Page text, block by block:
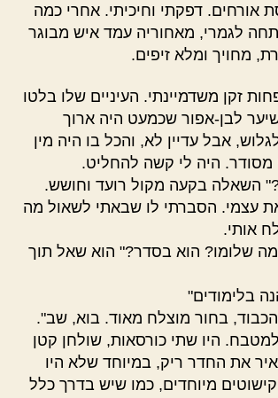
אורחים. דפקתי וחיכיתי. אחרי כמה
לגמרי, מאחוריה עמד איש מבוגר
מחויך ומלא זיפים.
זקן משדמיינתי. העיניים שלו בלטו
לבן-אפור שכמעט היה ארוך
אבל עדיין לא, והכל בו היה מין
מסודר. היה לי קשה להחליט.
השאלה בקעה מקול רועד וחושש.
עצמי. הסברתי לו שבאתי לשאול מה
אותי.
שלומו? הוא בסדר?" הוא שאל תוך
בלימודים"
בחור מוצלח מאוד. בוא, שב".
למטבח. היו שתי כורסאות, שולחן קטן
את החדר ריק, במיוחד שלא היו
מיוחדים, כמו שיש בדרך כלל